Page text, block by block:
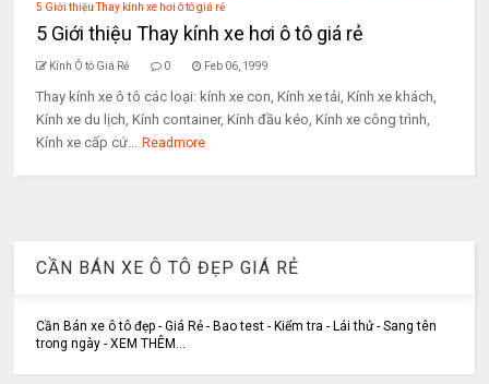
5 Giới thiệu Thay kính xe hơi ô tô giá rẻ
5 Giới thiệu Thay kính xe hơi ô tô giá rẻ
Kính Ô tô Giá Rẻ 0 Feb 06, 1999
Thay kính xe ô tô các loại: kính xe con, Kính xe tải, Kính xe khách,
Kính xe du lịch, Kính container, Kính đầu kéo, Kính xe công trình,
Kính xe cấp cứ... Readmore
CẦN BÁN XE Ô TÔ ĐẸP GIÁ RẺ
Cần Bán xe ô tô đẹp - Giá Rẻ - Bao test - Kiểm tra - Lái thử - Sang tên
trong ngày - XEM THÊM...